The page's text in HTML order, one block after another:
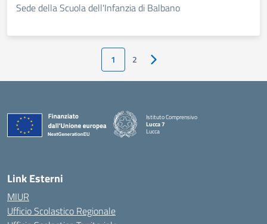
Sede della Scuola dell'Infanzia di Balbano
1 2 Pagina successiva
Istituto Comprensivo
Lucca 7
Lucca
Link Esterni
MIUR
Ufficio Scolastico Regionale